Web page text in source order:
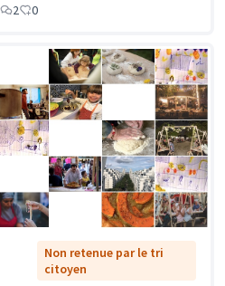
2 0
Non retenue par le tri
citoyen